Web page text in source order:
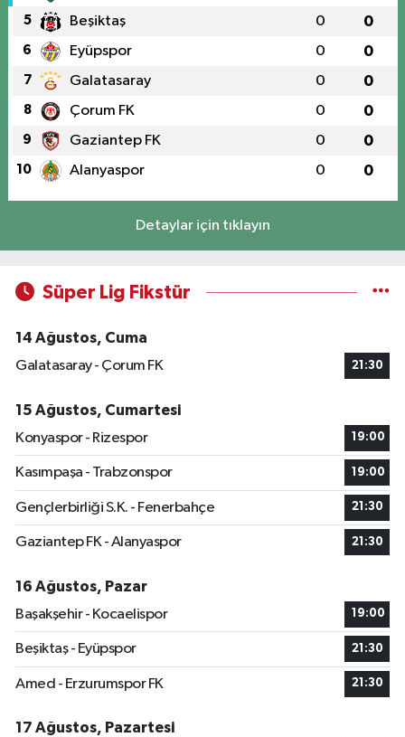
5 Beşiktaş 0 0
6 Eyüpspor 0 0
7 Galatasaray 0 0
8 Çorum FK 0 0
9 Gaziantep FK 0 0
10 Alanyaspor 0 0
Detaylar için tıklayın
Süper Lig Fikstür
14 Ağustos, Cuma
Galatasaray - Çorum FK
21:30
15 Ağustos, Cumartesi
Konyaspor - Rizespor
19:00
Kasımpaşa - Trabzonspor 19:00
Gençlerbirliği S.K. - Fenerbahçe 21:30
Gaziantep FK - Alanyaspor 21:30
16 Ağustos, Pazar
Başakşehir - Kocaelispor
19:00
Beşiktaş - Eyüpspor 21:30
Amed - Erzurumspor FK 21:30
17 Ağustos, Pazartesi